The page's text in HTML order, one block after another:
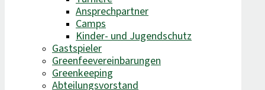
Ansprechpartner
Camps
Kinder- und Jugendschutz
Gastspieler
Greenfeevereinbarungen
Greenkeeping
Abteilungsvorstand